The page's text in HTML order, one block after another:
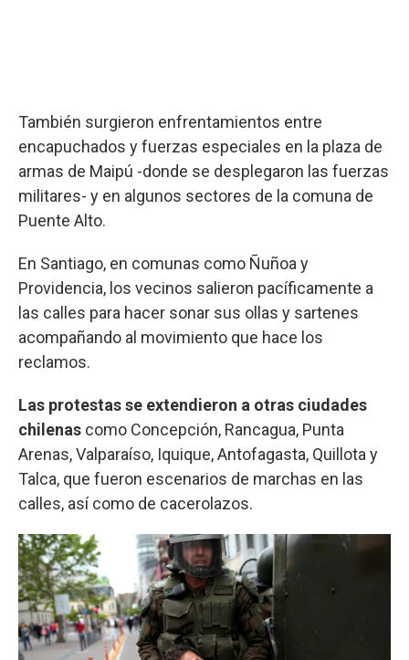
También surgieron enfrentamientos entre
encapuchados y fuerzas especiales en la plaza de
armas de Maipú -donde se desplegaron las fuerzas
militares- y en algunos sectores de la comuna de
Puente Alto.
En Santiago, en comunas como Ñuñoa y
Providencia, los vecinos salieron pacíficamente a
las calles para hacer sonar sus ollas y sartenes
acompañando al movimiento que hace los
reclamos.
Las protestas se extendieron a otras ciudades
chilenas como Concepción, Rancagua, Punta
Arenas, Valparaíso, Iquique, Antofagasta, Quillota y
Talca, que fueron escenarios de marchas en las
calles, así como de cacerolazos.